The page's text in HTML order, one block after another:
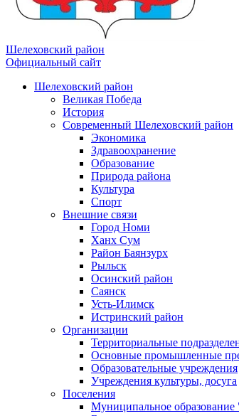
Шелеховский район
Официальный сайт
Шелеховский район
Великая Победа
История
Современный Шелеховский район
Экономика
Здравоохранение
Образование
Природа района
Культура
Спорт
Внешние связи
Город Номи
Ханх Сум
Район Баянзурх
Рыльск
Осинский район
Саянск
Усть-Илимск
Истринский район
Организации
Территориальные
Основные промышленные
Образовательные учреждения
Учреждения культуры, досуга
Поселения
Муниципальное